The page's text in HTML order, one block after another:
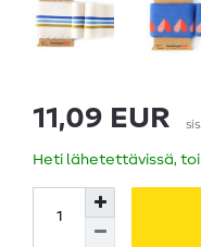
11,09 EUR
Heti lähetettävissä,